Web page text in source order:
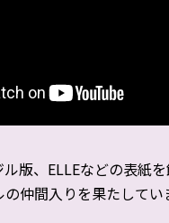
版、ELLEなどの表紙
仲間入りを果たしてい